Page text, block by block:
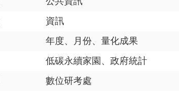
資訊
年度、月份、量化成果
低碳永續家園、政府統計
數位研考處